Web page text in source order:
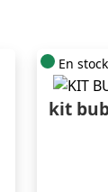
En stock
kit